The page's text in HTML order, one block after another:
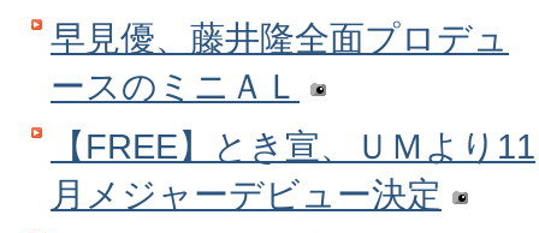
早見優、藤井隆全面プロデュ
ースのミニＡＬ
【FREE】とき宣、ＵＭより11
月メジャーデビュー決定